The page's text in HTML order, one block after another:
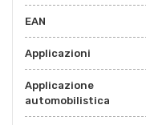
EAN
Applicazioni
Applicazione
automobilistica